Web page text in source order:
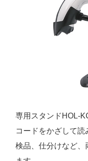
専用スタンドHOL-
コードをかざして読
検品、仕分けなど、